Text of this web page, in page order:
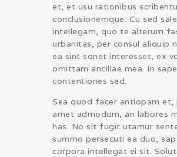
et, et usu rationibus
conclusionemque. Cu sed sale
intellegam, quo te alterum
urbanitas, per consul aliquip
ea sint sonet interesset, ex
omittam ancillae mea. In
contentiones sed.
Sea quod facer antiopam et,
amet admodum, an labores
has. No sit fugit utamur
summo persecuti ea duo,
corpora intellegat ei sit.